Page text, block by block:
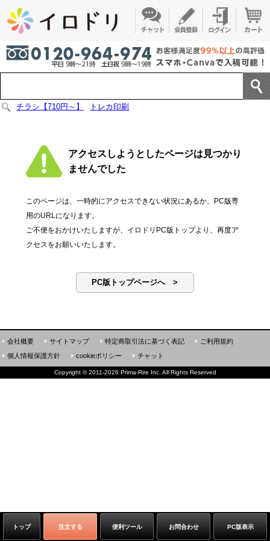
チラシ【710円～】 トレカ印刷
アクセスしようとしたページは見つかり
ませんでした
このページは、一時的にアクセスできない状況にあるか、PC版専
用のURLになります。
ご不便をおかけいたしますが、イロドリPC版トップより、再度ア
クセスをお願いいたします。
PC版トップページへ >
トップ 注文する 便利ツール お問合わせ PC版表示
会社概要 サイトマップ 特定商取引法に基づく表記
ご利用規約
個人情報保護方針
cookieポリシー チャット
Copyright ©2011-2026 Prima-Rire Inc. All Rights Reserved